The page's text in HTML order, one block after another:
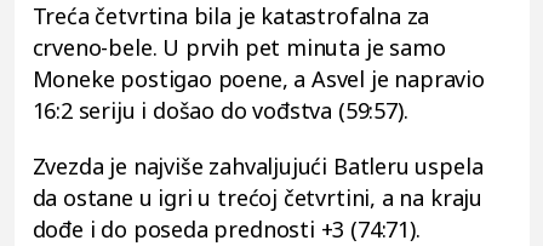
Treća četvrtina bila je katastrofalna za
crveno-bele. U prvih pet minuta je samo
Moneke postigao poene, a Asvel je napravio
16:2 seriju i došao do vođstva (59:57).
Zvezda je najviše zahvaljujući Batleru uspela
da ostane u igri u trećoj četvrtini, a na kraju
dođe i do poseda prednosti +3 (74:71).